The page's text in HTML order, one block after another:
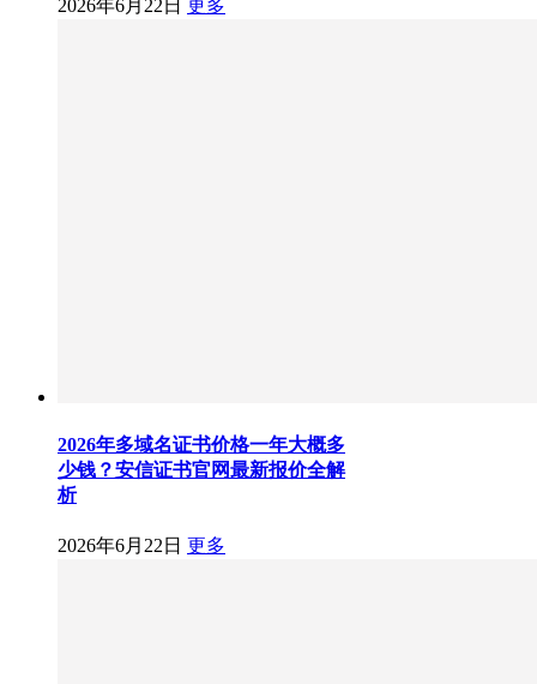
2026年6月22日 更多
2026年多域名证书价格一年大概多
少钱？安信证书官网最新报价全解
析
2026年6月22日 更多